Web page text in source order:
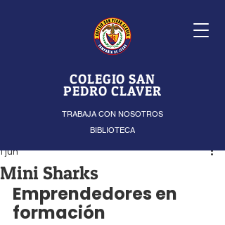
COLEGIO SAN
PEDRO CLAVER
TRABAJA CON NOSOTROS
BIBLIOTECA
Mini Sharks
1 jun
Emprendedores en
formación